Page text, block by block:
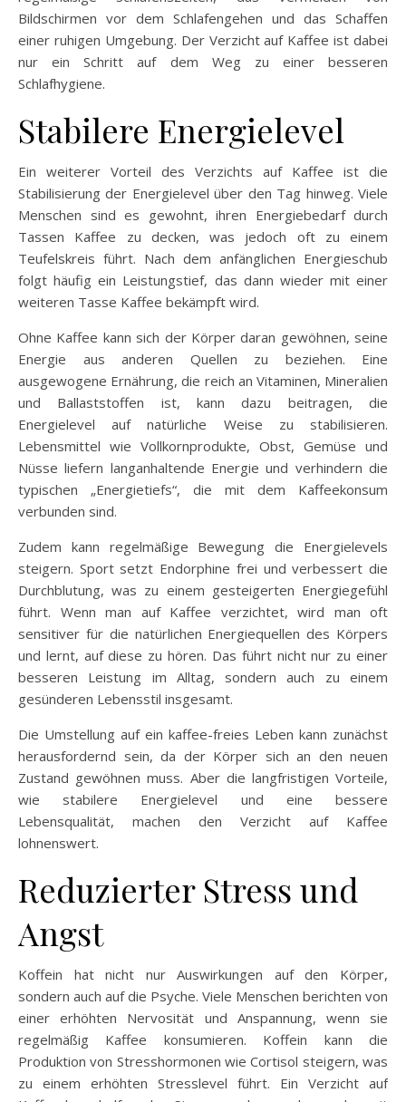
Bildschirmen vor dem Schlafengehen und das Schaffen
einer ruhigen Umgebung. Der Verzicht auf Kaffee ist dabei
nur ein Schritt auf dem Weg zu einer besseren
Schlafhygiene.
Stabilere Energielevel
Ein weiterer Vorteil des Verzichts auf Kaffee ist die
Stabilisierung der Energielevel über den Tag hinweg. Viele
Menschen sind es gewohnt, ihren Energiebedarf durch
Tassen Kaffee zu decken, was jedoch oft zu einem
Teufelskreis führt. Nach dem anfänglichen Energieschub
folgt häufig ein Leistungstief, das dann wieder mit einer
weiteren Tasse Kaffee bekämpft wird.
Ohne Kaffee kann sich der Körper daran gewöhnen, seine
Energie aus anderen Quellen zu beziehen. Eine
ausgewogene Ernährung, die reich an Vitaminen, Mineralien
und Ballaststoffen ist, kann dazu beitragen, die
Energielevel auf natürliche Weise zu stabilisieren.
Lebensmittel wie Vollkornprodukte, Obst, Gemüse und
Nüsse liefern langanhaltende Energie und verhindern die
typischen „Energietiefs“, die mit dem Kaffeekonsum
verbunden sind.
Zudem kann regelmäßige Bewegung die Energielevels
steigern. Sport setzt Endorphine frei und verbessert die
Durchblutung, was zu einem gesteigerten Energiegefühl
führt. Wenn man auf Kaffee verzichtet, wird man oft
sensitiver für die natürlichen Energiequellen des Körpers
und lernt, auf diese zu hören. Das führt nicht nur zu einer
besseren Leistung im Alltag, sondern auch zu einem
gesünderen Lebensstil insgesamt.
Die Umstellung auf ein kaffee-freies Leben kann zunächst
herausfordernd sein, da der Körper sich an den neuen
Zustand gewöhnen muss. Aber die langfristigen Vorteile,
wie stabilere Energielevel und eine bessere
Lebensqualität, machen den Verzicht auf Kaffee
lohnenswert.
Reduzierter Stress und
Angst
Koffein hat nicht nur Auswirkungen auf den Körper,
sondern auch auf die Psyche. Viele Menschen berichten von
einer erhöhten Nervosität und Anspannung, wenn sie
regelmäßig Kaffee konsumieren. Koffein kann die
Produktion von Stresshormonen wie Cortisol steigern, was
zu einem erhöhten Stresslevel führt. Ein Verzicht auf